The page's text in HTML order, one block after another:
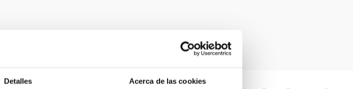
Detalles Acerca de las cookies